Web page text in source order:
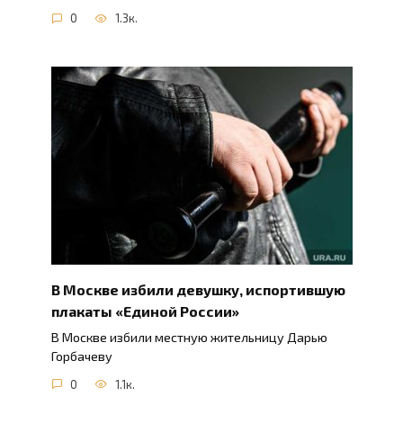
0 1.3к.
В Москве избили девушку, испортившую
плакаты «Единой России»
В Москве избили местную жительницу Дарью
Горбачеву
0 1.1к.